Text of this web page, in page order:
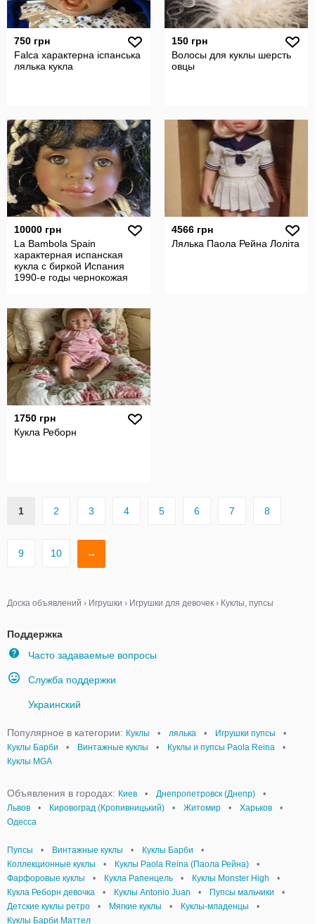
750 грн
Falca характерна іспанська
лялька кукла
150 грн
Волосы для куклы шерсть
овцы
10000 грн
La Bambola Spain
характерная испанская
кукла с биркой Испания
1990-е годы чернокожая
4566 грн
Лялька Паола Рейна Лоліта
1750 грн
Кукла Реборн
1 2 3 4 5 6 7 8
9 10 →
Доска объявлений › Игрушки › Игрушки для девочек › Куклы, пупсы
Поддержка
Часто задаваемые вопросы
Служба поддержки
Украинский
Популярное в категории: Куклы • лялька • Игрушки пупсы
•
Куклы Барби
• Винтажные куклы • Куклы и пупсы Paola Reina
•
Куклы MGA
Объявления в городах: Киев • Днепропетровск (Днепр)
•
Львов
• Кировоград (Кропивницький) • Житомир • Харьков
•
Одесса
Пупсы • Винтажные куклы • Куклы Барби
•
Коллекционные куклы
• Куклы Paola Reina (Паола Рейна)
•
Фарфоровые куклы
• Кукла Рапенцель • Куклы Monster High
•
Кукла Реборн девочка
• Куклы Antonio Juan • Пупсы мальчики
•
Детские куклы ретро
• Мягкие куклы • Куклы-младенцы
•
Куклы Барби Маттел